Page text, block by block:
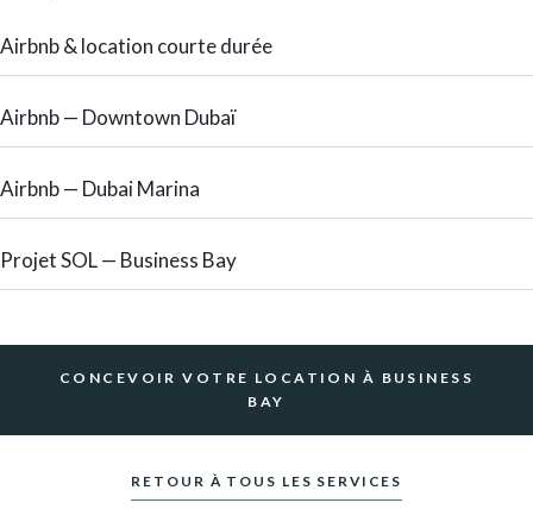
Airbnb & location courte durée
Airbnb — Downtown Dubaï
Airbnb — Dubai Marina
Projet SOL — Business Bay
CONCEVOIR VOTRE LOCATION À BUSINESS
BAY
RETOUR À TOUS LES SERVICES